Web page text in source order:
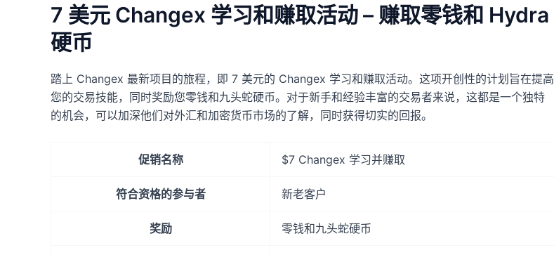
7 美元 Changex 学习和赚取活动 – 赚取零钱和 Hydra
硬币
踏上 Changex 最新项目的旅程，即 7 美元的 Changex 学习和赚取活动。这项开创性的计划旨在提高
您的交易技能，同时奖励您零钱和九头蛇硬币。对于新手和经验丰富的交易者来说，这都是一个独特
的机会，可以加深他们对外汇和加密货币市场的了解，同时获得切实的回报。
促销名称 $7 Changex 学习并赚取
符合资格的参与者 新老客户
奖励 零钱和九头蛇硬币